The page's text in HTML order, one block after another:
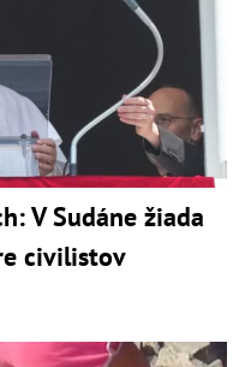
V Sudáne žiada
civilistov